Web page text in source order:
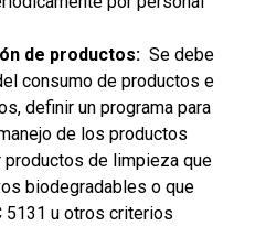
de productos: Se debe
consumo de productos e
definir un programa para
de los productos
productos de limpieza que
biodegradables o que
5131 u otros criterios